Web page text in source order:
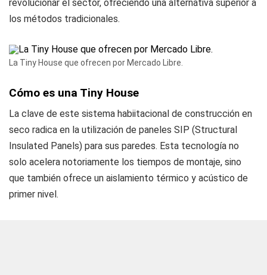
revolucionar el sector, ofreciendo una alternativa superior a
los métodos tradicionales.
La Tiny House que ofrecen por Mercado Libre.
Cómo es una Tiny House
La clave de este sistema habiitacional de construcción en
seco radica en la utilización de paneles SIP (Structural
Insulated Panels) para sus paredes. Esta tecnología no
solo acelera notoriamente los tiempos de montaje, sino
que también ofrece un aislamiento térmico y acústico de
primer nivel.